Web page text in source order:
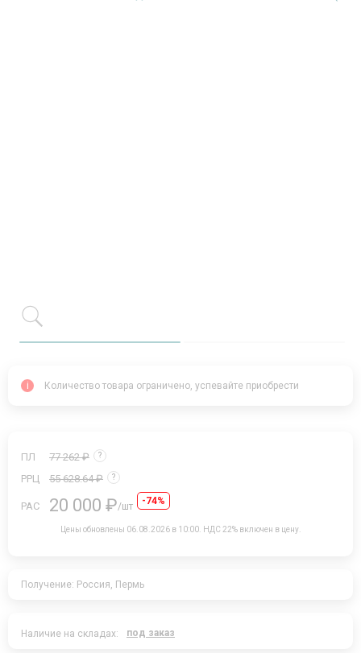
i Количество товара ограничено, успевайте приобрести
ПЛ 77 262 ₽ ?
РРЦ 55 628.64 ₽ ?
РАС 20 000 ₽/шт -74%
Цены обновлены 06.08.2026 в 10:00. НДС 22% включен в цену.
Получение: Россия, Пермь
Наличие на складах: под заказ